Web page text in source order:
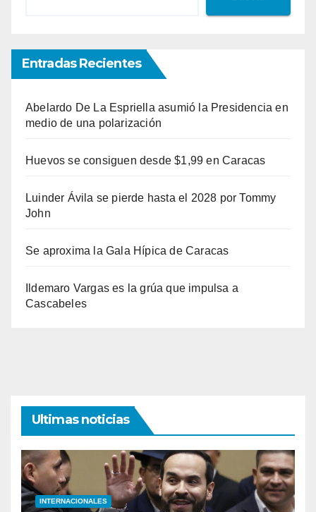
Entradas Recientes
Abelardo De La Espriella asumió la Presidencia en
medio de una polarización
Huevos se consiguen desde $1,99 en Caracas
Luinder Ávila se pierde hasta el 2028 por Tommy
John
Se aproxima la Gala Hípica de Caracas
Ildemaro Vargas es la grúa que impulsa a
Cascabeles
Ultimas noticias
INTERNACIONALES